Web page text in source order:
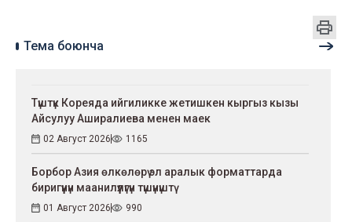
Тема боюнча
Түштүк Кореяда ийгиликке жетишкен кыргыз кызы
Айсулуу Аширалиева менен маек
02 Август 2026 1165
Борбор Азия өлкөлөрү эл аралык форматтарда
биригүүнүн маанилүүлүгүн түшүнүштү
01 Август 2026 990